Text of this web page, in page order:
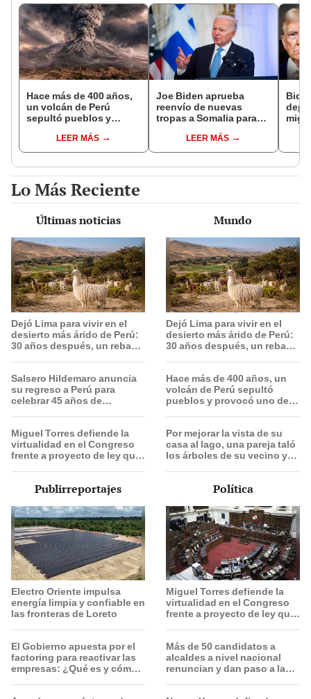
Hace más de 400 años,
un volcán de Perú
sepultó pueblos y
veranos más fríos de la
historia: sigue bajo
LEER MÁS
Joe Biden aprueba
reenvío de nuevas
tropas a Somalia para
QaedaLEER MÁS
Lo Más Reciente
Últimas noticias
Dejó Lima para vivir en el
desierto más árido de Perú:
30 años después, un rebaño
Salsero Hildemaro anuncia
su regreso a Perú para
celebrar 45 años de
todos ustedes”
Miguel Torres defiende la
virtualidad en el Congreso
frente a proyecto de ley que
Mundo
Dejó Lima para vivir en el
desierto más árido de Perú:
30 años después, un rebaño
Hace más de 400 años, un
volcán de Perú sepultó
pueblos y provocó uno de
monitoreo
Por mejorar la vista de su
casa al lago, una pareja taló
los árboles de su vecino y
Publirreportajes
Electro Oriente impulsa
energía limpia y confiable en
las fronteras de Loreto
El Gobierno apuesta por el
factoring para reactivar las
empresas: ¿Qué es y cómo
Política
Miguel Torres defiende la
virtualidad en el Congreso
frente a proyecto de ley que
Más de 50 candidatos a
alcaldes a nivel nacional
renuncian y dan paso a la